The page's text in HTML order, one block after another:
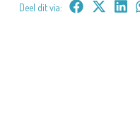
Deel dit via: